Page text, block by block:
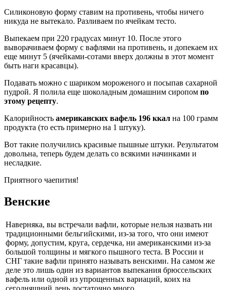
Силиконовую форму ставим на противень, чтобы ничего
никуда не вытекало. Разливаем по ячейкам тесто.
Выпекаем при 220 градусах минут 10. После этого
выворачиваем форму с вафлями на противень, и допекаем их
еще минут 5 (ячейками-сотами вверх должны в этот момент
быть наги красавцы).
Подавать можно с шариком мороженого и посыпав сахарной
пудрой. Я полила еще шоколадным домашним сиропом по
этому рецепту.
Калорийность американских вафель 196 ккал на 100 грамм
продукта (то есть примерно на 1 штуку).
Вот такие получились красивые пышные штуки. Результатом
довольна, теперь будем делать со всякими начинками и
несладкие.
Приятного чаепития!
Венские
Наверняка, вы встречали вафли, которые нельзя назвать ни
традиционными бельгийскими, из-за того, что они имеют
форму, допустим, круга, сердечка, ни американскими из-за
большой толщины и мягкого пышного теста. В России и
СНГ такие вафли принято называть венскими. На самом же
деле это лишь один из вариантов выпекания брюссельских
вафель или одной из упрощенных вариаций, коих на
сегодняшний день достаточно много.